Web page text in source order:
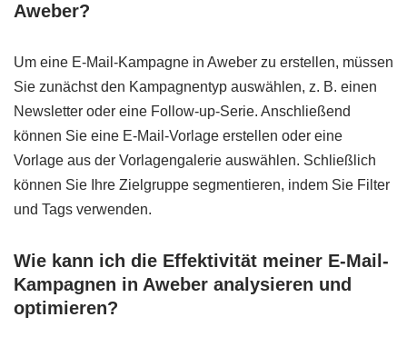
Aweber?
Um eine E-Mail-Kampagne in Aweber zu erstellen, müssen
Sie zunächst den Kampagnentyp auswählen, z. B. einen
Newsletter oder eine Follow-up-Serie. Anschließend
können Sie eine E-Mail-Vorlage erstellen oder eine
Vorlage aus der Vorlagengalerie auswählen. Schließlich
können Sie Ihre Zielgruppe segmentieren, indem Sie Filter
und Tags verwenden.
Wie kann ich die Effektivität meiner E-Mail-
Kampagnen in Aweber analysieren und
optimieren?